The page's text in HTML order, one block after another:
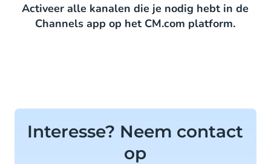
Activeer alle kanalen die je nodig hebt in de
Channels app op het CM.com platform.
Interesse? Neem contact
op